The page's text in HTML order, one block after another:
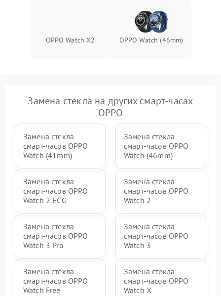
OPPO Watch X2 OPPO Watch (46mm)
Замена стекла на других смарт-часах
OPPO
Замена стекла
смарт-часов OPPO
Watch (41mm)
Замена стекла
смарт-часов OPPO
Watch (46mm)
Замена стекла
смарт-часов OPPO
Watch 2 ECG
Замена стекла
смарт-часов OPPO
Watch 2
Замена стекла
смарт-часов OPPO
Watch 3 Pro
Замена стекла
смарт-часов OPPO
Watch 3
Замена стекла
смарт-часов OPPO
Watch Free
Замена стекла
смарт-часов OPPO
Watch X